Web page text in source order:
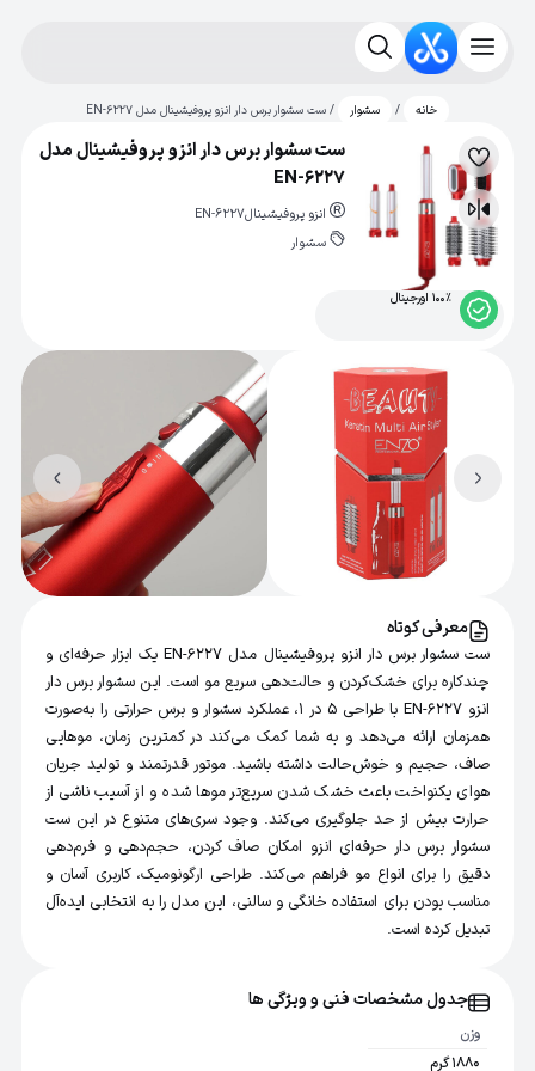
خانه / سشوار / ست سشوار برس دار انزو پروفیشینال مدل EN-6227
لیست
علاقه‌مندی
مقایسه
ست سشوار برس دار انزو پروفیشینال مدل
EN-6227
انزو پروفیشینالEN-6227
سشوار
100% اورجینال
معرفی کوتاه
ست سشوار برس دار انزو پروفیشینال مدل EN-6227 یک ابزار حرفه‌ای و
چندکاره برای خشک‌کردن و حالت‌دهی سریع مو است. این سشوار برس دار
انزو EN-6227 با طراحی 5 در 1، عملکرد سشوار و برس حرارتی را به‌صورت
همزمان ارائه می‌دهد و به شما کمک می‌کند در کمترین زمان، موهایی
صاف، حجیم و خوش‌حالت داشته باشید. موتور قدرتمند و تولید جریان
هوای یکنواخت باعث خشک شدن سریع‌تر موها شده و از آسیب ناشی از
حرارت بیش از حد جلوگیری می‌کند. وجود سری‌های متنوع در این ست
سشوار برس دار حرفه‌ای انزو امکان صاف کردن، حجم‌دهی و فرم‌دهی
دقیق را برای انواع مو فراهم می‌کند. طراحی ارگونومیک، کاربری آسان و
مناسب بودن برای استفاده خانگی و سالنی، این مدل را به انتخابی ایده‌آل
تبدیل کرده است.
جدول مشخصات فنی و ویژگی ها
وزن
1880 گرم